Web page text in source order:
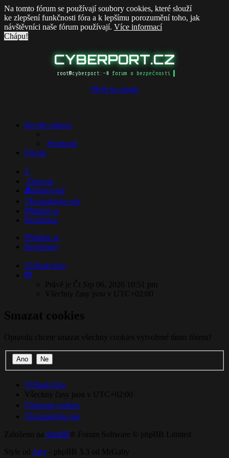
Na tomto fórum se používají soubory cookies, které slouží
ke zlepšení funkčnosti fóra a k lepšímu porozumění toho, jak
návštěvníci naše fórum používají. Více informací
Chápu!
CYBERPORT.CZ
root@cyberport:~# forum o bezpečnosti
Přejít na obsah
Rychlé odkazy
Hodnosti
Fórum
Darovat
Stahování
Kontaktujte nás
Přihlásit se
Registrace
Přihlásit se
Registrace
Obsah fóra
Právě je Čt Srp 06, 2026 10:51 pm
Všechny časy jsou v UTC+02:00
Smazat cookies
Opravdu chcete smazat všechny cookies vytvořené tímto fórem?
Obsah fóra
Všechny časy jsou v UTC+02:00
Smazat cookies
Kontaktujte nás
Založeno na phpBB ® Forum Software © phpBB Limited
Style od Arty - phpBB 3.3 od MrGaby